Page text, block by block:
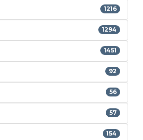
1216
1294
1451
92
56
57
154